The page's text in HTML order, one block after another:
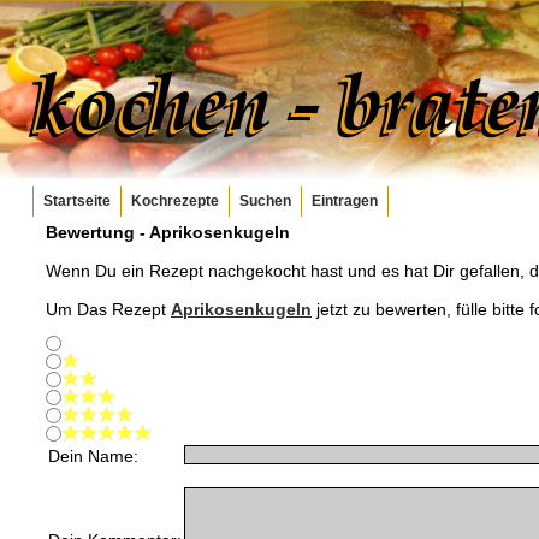
Startseite Kochrezepte Suchen Eintragen
Bewertung -Aprikosenkugeln
Wenn Du ein Rezept nachgekocht hast und es hat Dir gefallen,
Um Das Rezept Aprikosenkugeln jetzt zu bewerten, fülle bitte
Dein Name: